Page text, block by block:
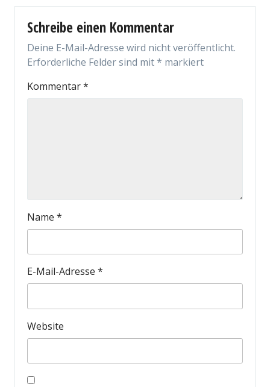
Schreibe einen Kommentar
Deine E-Mail-Adresse wird nicht veröffentlicht.
Erforderliche Felder sind mit* markiert
Kommentar*
Name *
E-Mail-Adresse *
Website